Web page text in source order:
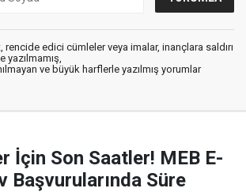
rencide edici cümleler veya imalar, inançlara saldırı
yazılmamış,
ve büyük harflerle yazılmış yorumlar
İçin Son Saatler! MEB E-
Başvurularında Süre